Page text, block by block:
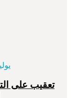
يوليو
تعقيب على